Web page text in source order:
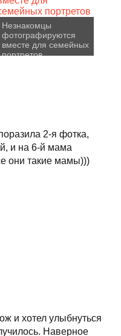
Незнакомцы
фотографируются
вместе для семейных
портретов
2-я фотка,
и на 6-й мама
они такие мамы)))
и хотел улыбнуться
Наверное